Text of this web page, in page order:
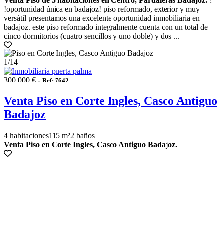
!oportunidad única en badajoz! piso reformado, exterior y muy
versátil presentamos una excelente oportunidad inmobiliaria en
badajoz. este piso reformado integralmente cuenta con un total de
cinco dormitorios (cuatro sencillos y uno doble) y dos ...
1/14
300.000 € - Ref: 7642
Venta Piso en Corte Ingles, Casco Antiguo
Badajoz
4 habitaciones115 m²2 baños
Venta Piso en Corte Ingles, Casco Antiguo Badajoz.